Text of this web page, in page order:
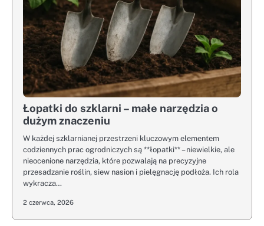
Łopatki do szklarni – małe narzędzia o
dużym znaczeniu
W każdej szklarnianej przestrzeni kluczowym elementem
codziennych prac ogrodniczych są **łopatki** – niewielkie, ale
nieocenione narzędzia, które pozwalają na precyzyjne
przesadzanie roślin, siew nasion i pielęgnację podłoża. Ich rola
wykracza…
2 czerwca, 2026